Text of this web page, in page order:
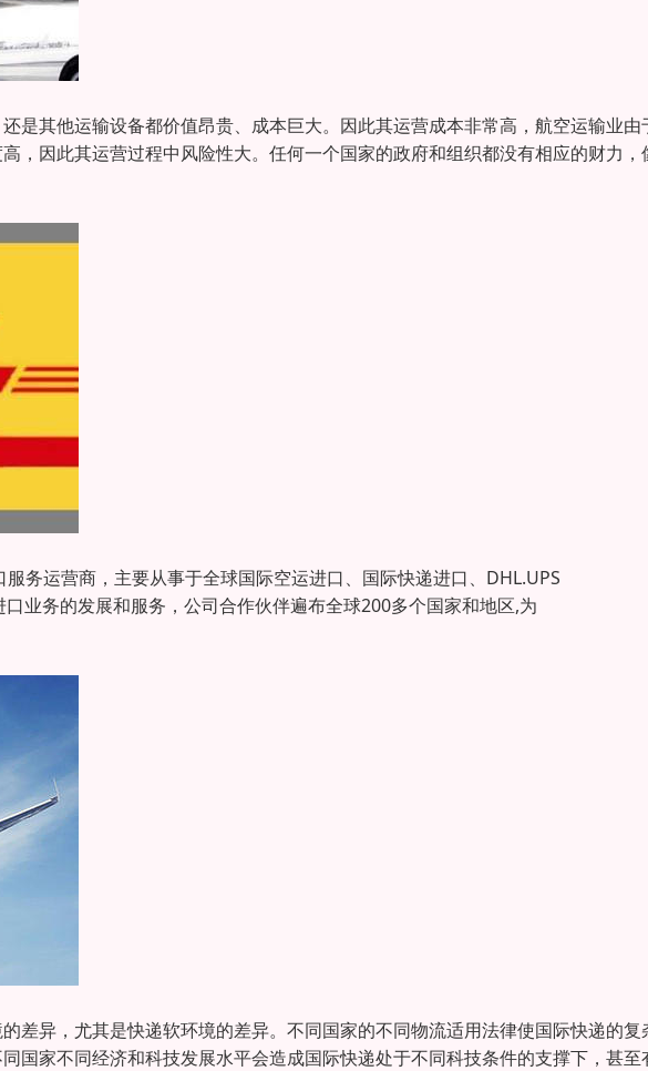
是其他运输设备都价值昂贵、成本巨大。因此其运营成本非常高，航空运输业由
，因此其运营过程中风险性大。任何一个国家的政府和组织都没有相应的财力，
务运营商，主要从事于全球国际空运进口、国际快递进口、DHL.UPS
业务的发展和服务，公司合作伙伴遍布全球200多个国家和地区,为
差异，尤其是快递软环境的差异。不同国家的不同物流适用法律使国际快递的复
国家不同经济和科技发展水平会造成国际快递处于不同科技条件的支撑下，甚至